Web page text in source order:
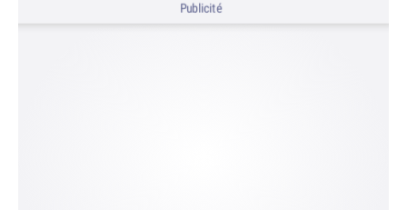
Publicité